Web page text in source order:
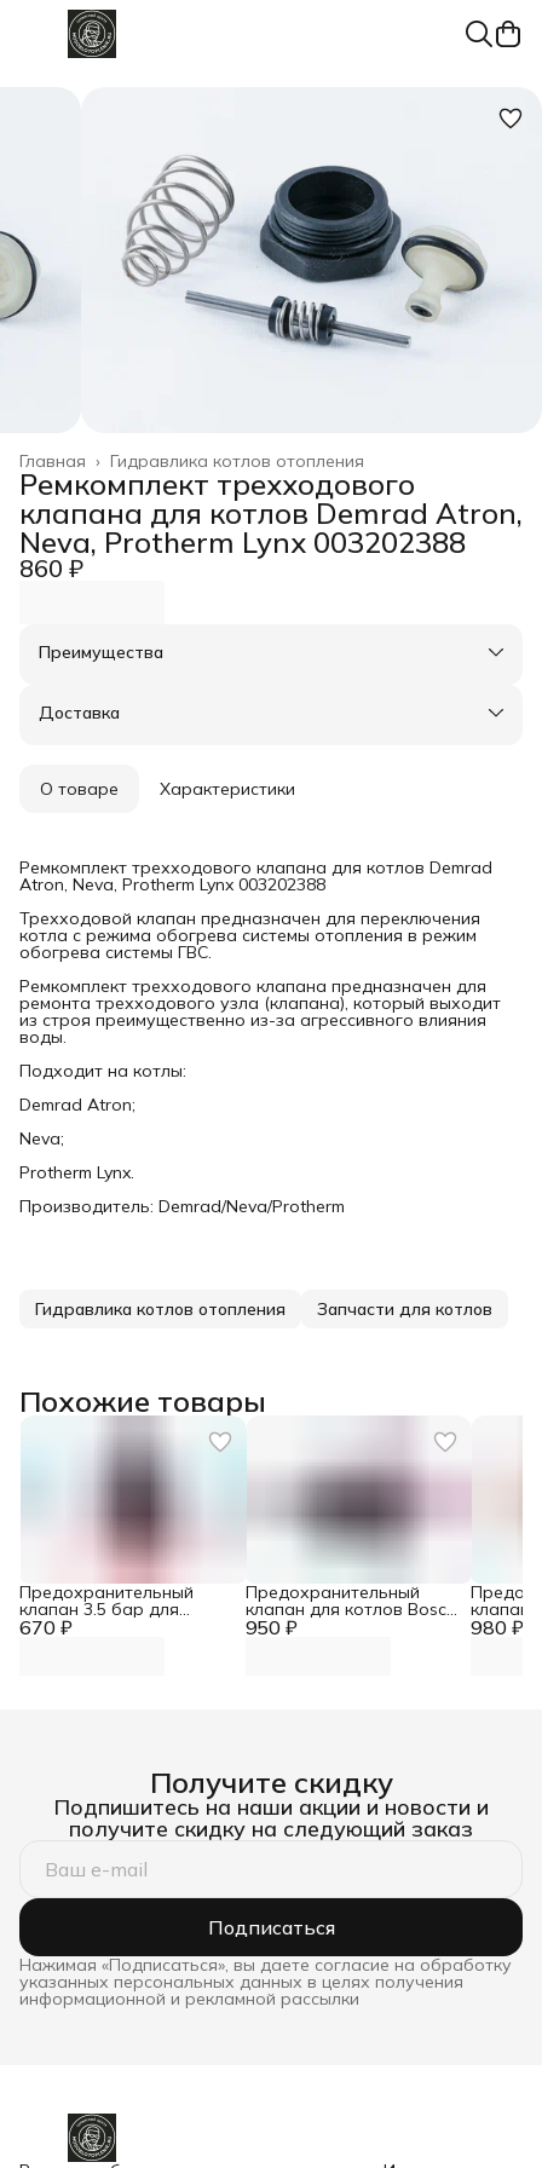
Гидравлика котлов отопления
Главная ›
Ремкомплект трехходового
клапана для котлов Demrad Atron,
Neva, Protherm Lynx 003202388
860 ₽
Преимущества
Оплата частями в Сплит
Удобный возврат
Доставка
О товаре Характеристики
Ремкомплект трехходового клапана для котлов Demrad
Atron, Neva, Protherm Lynx 003202388
Трехходовой клапан предназначен для переключения
котла с режима обогрева системы отопления в режим
обогрева системы ГВС.
Ремкомплект трехходового клапана предназначен для
ремонта трехходового узла (клапана), который выходит
из строя преимущественно из-за агрессивного влияния
воды.
Подходит на котлы:
Demrad Atron;
Neva;
Protherm Lynx.
Производитель: Demrad/Neva/Protherm
Гидравлика котлов отопления Запчасти для котлов
Похожие товары
670 ₽
Предохранительный
клапан 3.5 бар для
котлов Demrad Kalisto 950 ₽
Предохранительный
клапан для котлов Bosch,
Buderus 87160102470 980 ₽
клапан
Ariston
Получите скидку
Подпишитесь на наши акции и новости и
получите скидку на следующий заказ
Подписаться
Нажимая «Подписаться», вы даете согласие на обработку
указанных персональных данных в целях получения
информационной и рекламной рассылки